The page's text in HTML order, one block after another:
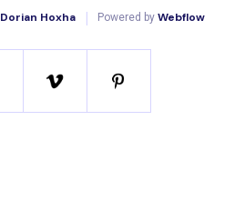
Dorian Hoxha | Powered by Webflow